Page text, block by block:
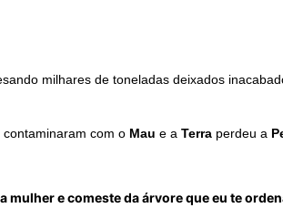
milhares de toneladas deixados
contaminaram com o Mau e a Terra perdeu a
mulher e comeste da árvore que eu te